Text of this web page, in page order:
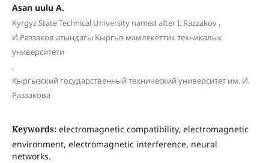
Asan uulu A.
Kyrgyz State Technical University named after I. Razzakov,
И.Раззаков атындагы Кыргыз мамлекеттик техникалык
университети
,
Кыргызский государственный технический университет им. И.
Раззакова
Keywords: electromagnetic compatibility, electromagnetic
environment, electromagnetic interference, neural
networks.